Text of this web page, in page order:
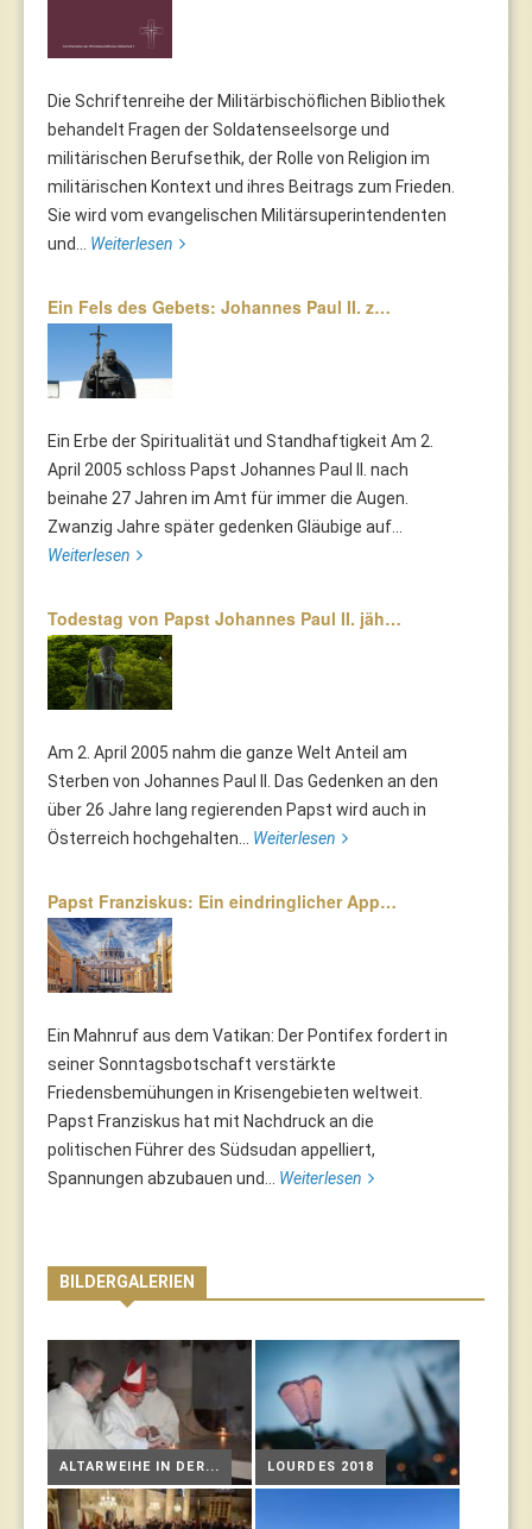
Die Schriftenreihe der Militärbischöflichen Bibliothek
behandelt Fragen der Soldatenseelsorge und
militärischen Berufsethik, der Rolle von Religion im
militärischen Kontext und ihres Beitrags zum Frieden.
Sie wird vom evangelischen Militärsuperintendenten
und... Weiterlesen
Ein Fels des Gebets: Johannes Paul II. z…
Ein Erbe der Spiritualität und Standhaftigkeit Am 2.
April 2005 schloss Papst Johannes Paul II. nach
beinahe 27 Jahren im Amt für immer die Augen.
Zwanzig Jahre später gedenken Gläubige auf...
Weiterlesen
Todestag von Papst Johannes Paul II. jäh…
Am 2. April 2005 nahm die ganze Welt Anteil am
Sterben von Johannes Paul II. Das Gedenken an den
über 26 Jahre lang regierenden Papst wird auch in
Österreich hochgehalten... Weiterlesen
Papst Franziskus: Ein eindringlicher App…
Ein Mahnruf aus dem Vatikan: Der Pontifex fordert in
seiner Sonntagsbotschaft verstärkte
Friedensbemühungen in Krisengebieten weltweit.
Papst Franziskus hat mit Nachdruck an die
politischen Führer des Südsudan appelliert,
Spannungen abzubauen und... Weiterlesen
BILDERGALERIEN
ALTARWEIHE IN DER... LOURDES 2018